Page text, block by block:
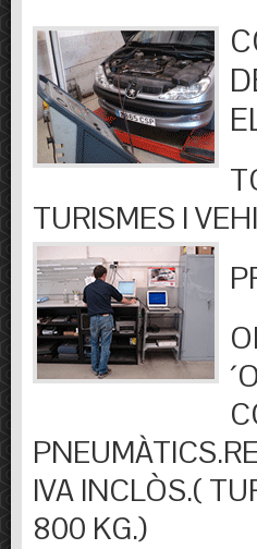
TURISMES I
IVA INCLÒS.(
800 KG.)